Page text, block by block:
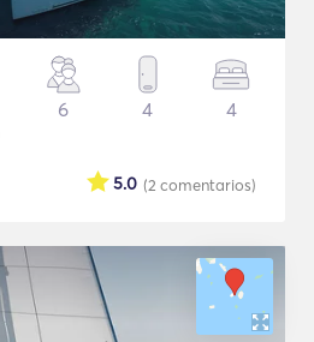
6 4 4
(2 comentarios)
5.0